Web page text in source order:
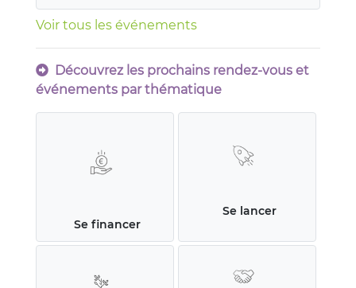
Voir tous les événements
Découvrez les prochains rendez-vous et
événements par thématique
Se financer
Se lancer